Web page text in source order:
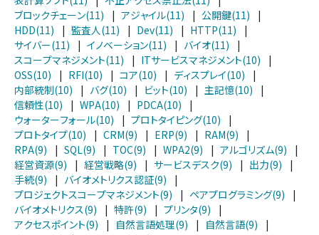
ブロックチェーン(11)
| アジャイル(11) | 公開鍵(11)
|
HDD(11)
| 監査人(11) | Dev(11) | HTTP(11)
|
サイバー(11)
| イノベーション(11) | バイオ(11)
|
スコープマネジメント(11)
| ITサービスマネジメント(10)
|
OSS(10)
| RFI(10) | コア(10) | ディスプレイ(10)
|
内部統制(10)
| バグ(10) | ビット(10) | 主記憶(10)
|
信頼性(10)
| WPA(10) | PDCA(10)
|
ウォーターフォール(10)
| プロトタイピング(10)
|
プロトタイプ(10)
| CRM(9) | ERP(9) | RAM(9)
|
RPA(9)
| SQL(9) | TOC(9) | WPA2(9) | アルゴリズム(9)
|
経営資源(9)
| 経営戦略(9) | サービスデスク(9) | 出力(9)
|
手続(9)
| バイオメトリクス認証(9)
|
プロジェクトスコープマネジメント(9)
| ペアプログラミング(9)
|
バイオメトリクス(9)
| 特許(9) | プリンタ(9)
|
アクセスポイント(9)
| 自然言語処理(9) | 自然言語(9)
|